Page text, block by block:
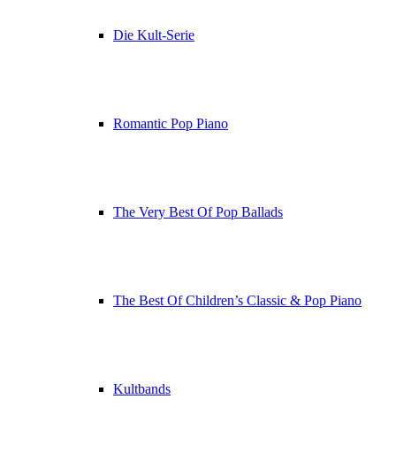
Die Kult-Serie
Romantic Pop Piano
The Very Best Of Pop Ballads
The Best Of Children’s Classic & Pop Piano
Kultbands